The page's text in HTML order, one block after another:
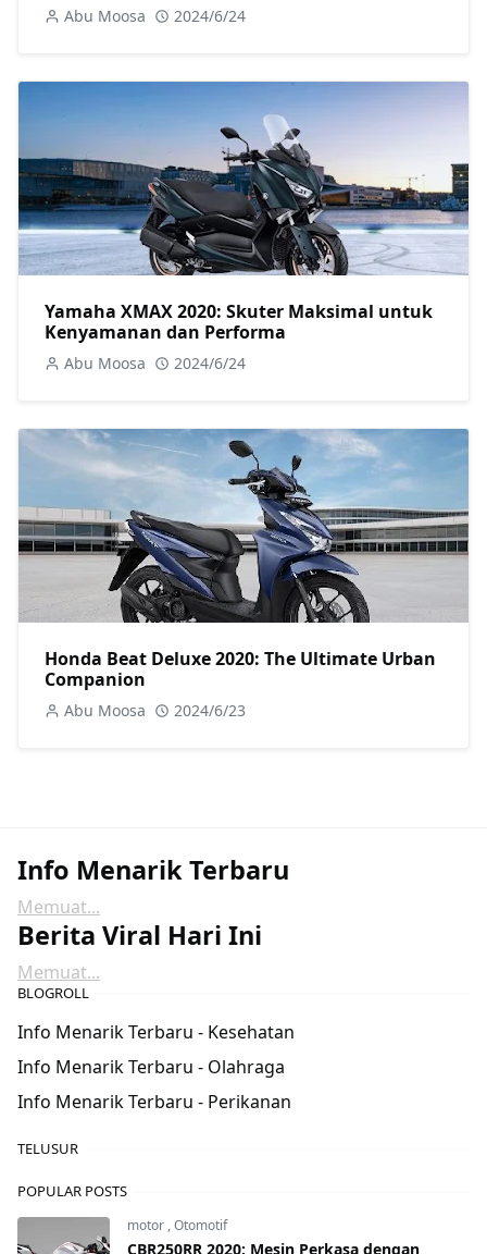
Abu Moosa 2024/6/24
Yamaha XMAX 2020: Skuter Maksimal untuk
Kenyamanan dan Performa
Abu Moosa 2024/6/24
Honda Beat Deluxe 2020: The Ultimate Urban
Companion
Abu Moosa 2024/6/23
Info Menarik Terbaru
Memuat...
Berita Viral Hari Ini
Memuat...
BLOGROLL
Info Menarik Terbaru - Kesehatan
Info Menarik Terbaru - Olahraga
Info Menarik Terbaru - Perikanan
TELUSUR
POPULAR POSTS
motor ,Otomotif
CBR250RR 2020: Mesin Perkasa dengan